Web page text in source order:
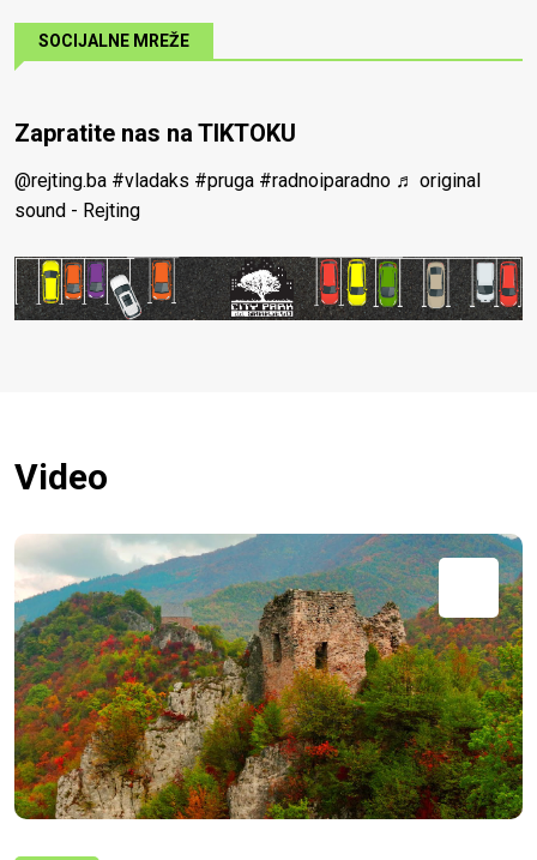
SOCIJALNE MREŽE
Zapratite nas na TIKTOKU
@rejting.ba #vladaks #pruga #radnoiparadno ♬ original
sound - Rejting
Video